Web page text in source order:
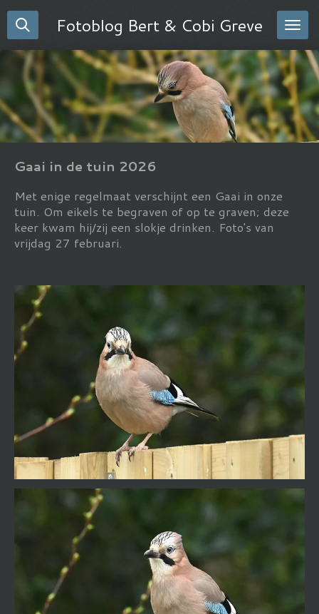
Ga
direct
hoofdinhoud
Fotoblog Bert & Cobi Greve
Gaai in de tuin 2026
Met enige regelmaat verschijnt een Gaai in onze
tuin. Om eikels te begraven of op te graven; deze
keer kwam hij/zij een slokje drinken. Foto's van
vrijdag 27 februari.